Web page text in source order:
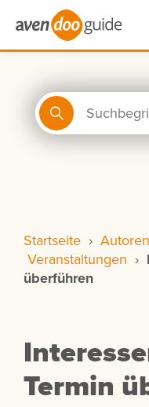
Startseite ›
Veranstaltungen ›
überführen
Termin